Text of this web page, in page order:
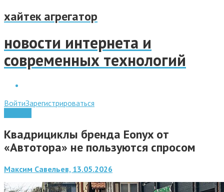
хайтек агрегатор
новости интернета и
современных технологий
ВойтиЗарегистрироваться
Квадрициклы бренда Eonyx от
«Автотора» не пользуются спросом
Максим Савельев, 13.05.2026